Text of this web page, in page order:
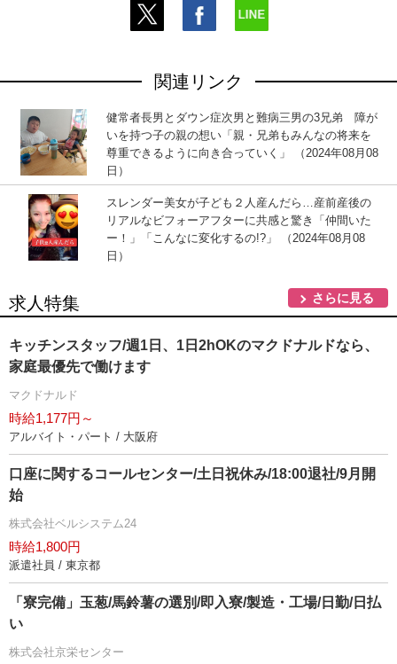
関連リンク
健常者長男とダウン症次男と難病三男の3兄弟 障が
いを持つ子の親の想い「親・兄弟もみんなの将来を
尊重できるように向き合っていく」 （2024年08月08
日）
スレンダー美女が子ども２人産んだら…産前産後の
リアルなビフォーアフターに共感と驚き「仲間いた
ー！」「こんなに変化するの!?」 （2024年08月08
日）
求人特集 さらに見る
キッチンスタッフ/週1日、1日2hOKのマクドナルドなら、
家庭最優先で働けます
マクドナルド
時給1,177円～
アルバイト・パート / 大阪府
口座に関するコールセンター/土日祝休み/18:00退社/9月開
始
株式会社ベルシステム24
時給1,800円
派遣社員 / 東京都
「寮完備」玉葱/馬鈴薯の選別/即入寮/製造・工場/日勤/日払
い
株式会社京栄センター